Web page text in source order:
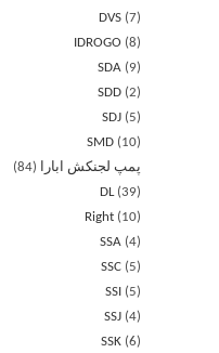
DVS 7
IDROGO
8
SDA
9
SDD 2
SDJ
5
SMD
10
پمپ لجنکش ابارا
84
DL 39
Right
10
SSA 4
SSC
5
SSI
5
SSJ 4
SSK 6